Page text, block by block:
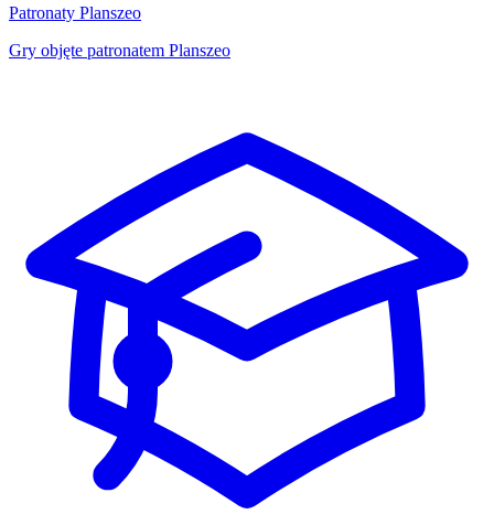
Patronaty Planszeo
Gry objęte patronatem Planszeo